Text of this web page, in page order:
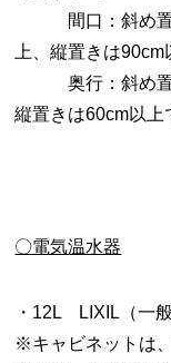
間口：斜め置き
上、縦置きは
奥行：斜め置き
縦置きは60cm以上
〇電気温水器
・12L LIXIL（一
※キャビネットは